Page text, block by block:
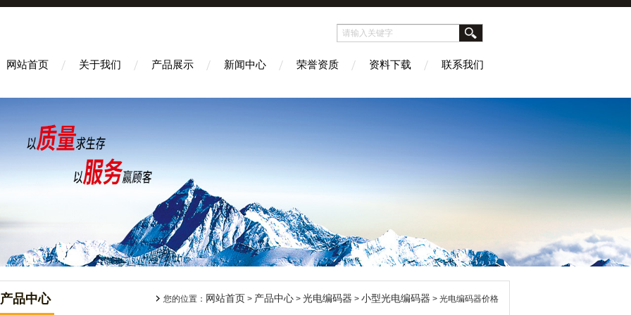
网站首页 关于我们 产品展示 新闻中心 荣誉资质 资料下载 联系我们
产品中心 您的位置： 网站首页 > 产品中心 > 光电编码器 > 小型光电编码器 > 光电编码器价格